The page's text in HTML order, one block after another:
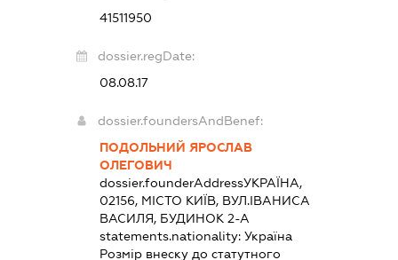
41511950
dossier.regDate:
08.08.17
dossier.foundersAndBenef:
ПОДОЛЬНИЙ ЯРОСЛАВ
ОЛЕГОВИЧ
dossier.founderAddressУКРАЇНА,
02156, МІСТО КИЇВ, ВУЛ.ІВАНИСА
ВАСИЛЯ, БУДИНОК 2-А
statements.nationality: Україна
Розмір внеску до статутного